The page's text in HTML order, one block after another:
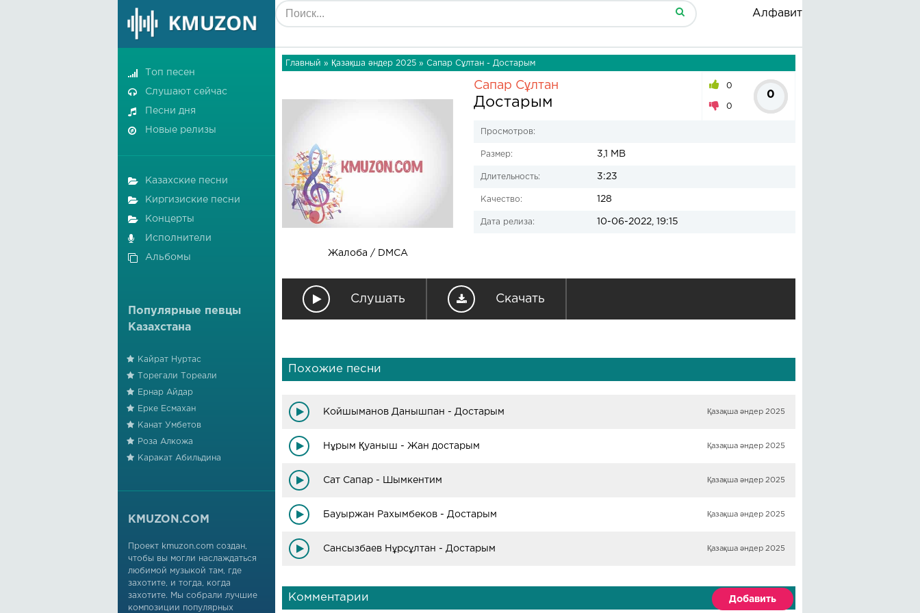
Алфавит
Главный » Қазақша әндер 2025 » Сапар Сұлтан - Достарым
Жалоба / DMCA
Сапар Сұлтан
Достарым
0
0
0
Просмотров:
Размер: 3,1 MB
Длительность: 3:23
Качество: 128
Дата релиза: 10-06-2022, 19:15
Слушать Скачать
Похожие песни
Койшыманов Данышпан - Достарым Қазақша әндер 2025
Нұрым Қуаныш - Жан достарым Қазақша әндер 2025
Сат Сапар - Шымкентим Қазақша әндер 2025
Бауыржан Рахымбеков - Достарым Қазақша әндер 2025
Сансызбаев Нұрсұлтан - Достарым Қазақша әндер 2025
Комментарии Добавить
Топ песен
Слушают сейчас
Песни дня
Новые релизы
Казахские песни
Киргизиские песни
Концерты
Исполнители
Альбомы
Популярные певцы
Казахстана
Кайрат Нуртас
Торегали Тореали
Ернар Айдар
Ерке Есмахан
Канат Умбетов
Роза Алкожа
Каракат Абильдина
KMUZON.COM
Проект kmuzon.com создан,
чтобы вы могли наслаждаться
любимой музыкой там, где
захотите, и тогда, когда
захотите. Мы собрали лучшие
композиции популярных